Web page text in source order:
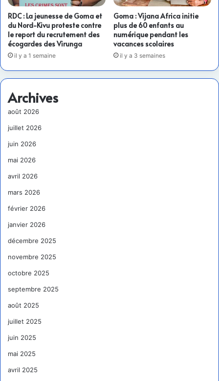
RDC : La jeunesse de Goma et
du Nord-Kivu proteste contre
le report du recrutement des
écogardes des Virunga
il y a 1 semaine
Goma : Vijana Africa initie
plus de 60 enfants au
numérique pendant les
vacances scolaires
il y a 3 semaines
Archives
août 2026
juillet 2026
juin 2026
mai 2026
avril 2026
mars 2026
février 2026
janvier 2026
décembre 2025
novembre 2025
octobre 2025
septembre 2025
août 2025
juillet 2025
juin 2025
mai 2025
avril 2025